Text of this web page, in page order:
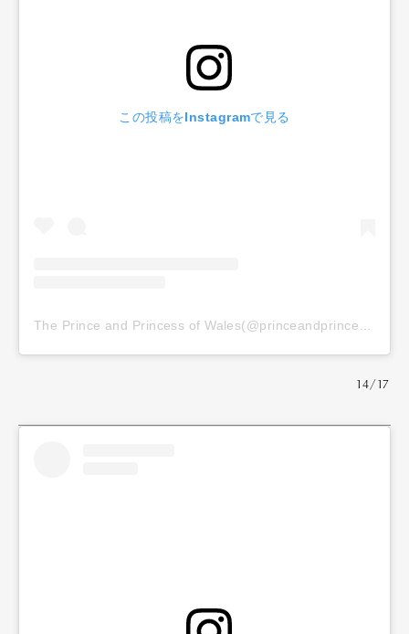
この投稿をInstagramで見る
The Prince and Princess of Wales(@princeandprincessofwales)がシェアした投稿
14/17